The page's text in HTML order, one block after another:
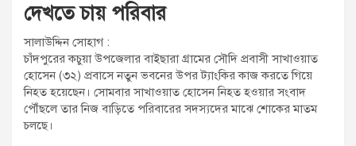
দেখতে চায় পরিবার
সালাউদ্দিন সোহাগ :
চাঁদপুরের কচুয়া উপজেলার বাইছারা গ্রামের সৌদি প্রবাসী সাখাওয়াত
হোসেন (৩২) প্রবাসে নতুন ভবনের উপর ট্যাংকির কাজ করতে গিয়ে
নিহত হয়েছেন। সোমবার সাখাওয়াত হোসেন নিহত হওয়ার সংবাদ
পৌঁছলে তার নিজ বাড়িতে পরিবারের সদস্যদের মাঝে শোকের মাতম
চলছে।